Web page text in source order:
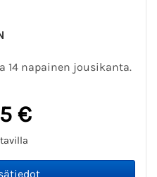
14 napainen jousikanta.
€